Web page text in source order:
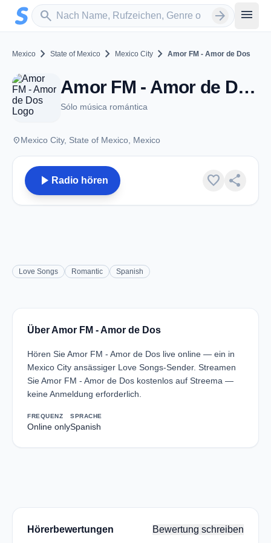
Zum Hauptinhalt springen
search
Sender suchen arrow_forward menu
Mexico chevron_right State of Mexico chevron_right Mexico City chevron_right Amor FM - Amor de Dos
Amor FM - Amor de Dos - Mexico City
Sólo música romántica
placeMexico City, State of Mexico, Mexico
play_arrow Radio hören favorite share
Love Songs Romantic Spanish
Über Amor FM - Amor de Dos
Hören Sie Amor FM - Amor de Dos live online — ein in
Mexico City ansässiger Love Songs-Sender. Streamen
Sie Amor FM - Amor de Dos kostenlos auf Streema —
keine Anmeldung erforderlich.
FREQUENZ
Online only
SPRACHE
Spanish
Hörerbewertungen Bewertung schreiben